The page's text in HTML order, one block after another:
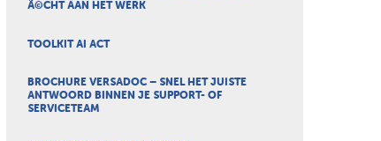
Ã©CHT AAN HET WERK
TOOLKIT AI ACT
BROCHURE VERSADOC – SNEL HET JUISTE
ANTWOORD BINNEN JE SUPPORT- OF
SERVICETEAM